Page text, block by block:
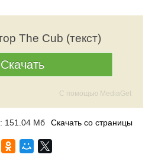
The Cub (текст)
Скачать
С помощью MediaGet
151.04 Мб
Скачать со страницы